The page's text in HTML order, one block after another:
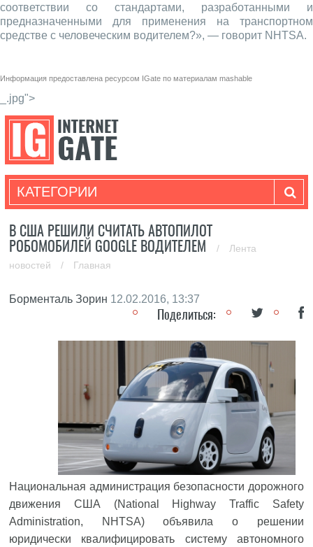
соответствии со стандартами, разработанными и
предназначенными для применения на транспортном
средстве с человеческим водителем?», — говорит NHTSA.
Информация предоставлена ресурсом IGate по материалам mashable
_.jpg">
КАТЕГОРИИ
В США РЕШИЛИ СЧИТАТЬ АВТОПИЛОТ
РОБОМОБИЛЕЙ GOOGLE ВОДИТЕЛЕМ
/
Лента
новостей
/ Главная
Борменталь Зорин 12.02.2016, 13:37
Поделиться:
Национальная администрация безопасности дорожного
движения США (National Highway Traffic Safety
Administration, NHTSA) объявила о решении
юридически квалифицировать систему автономного